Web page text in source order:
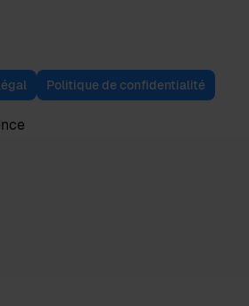
Politique de confidentialité